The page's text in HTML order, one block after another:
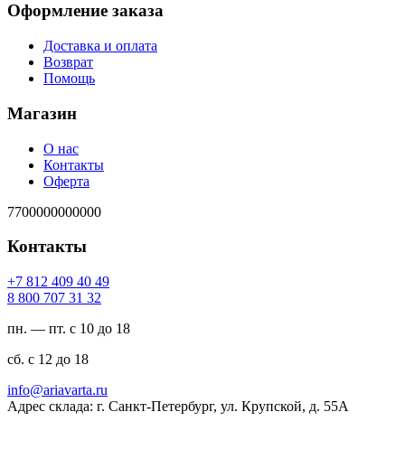
Оформление заказа
Доставка и оплата
Возврат
Помощь
Магазин
О нас
Контакты
Оферта
7700000000000
Контакты
94 04 904 218 7+
23 13 707 008 8
пн. — пт. с 10 до 18
сб. с 12 до 18
ur.atravaira@ofni
Адрес склада: г. Санкт-Петербург, ул. Крупской, д. 55А